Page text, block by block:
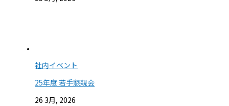
社内イベント
25年度 若手懇親会
26 3月, 2026